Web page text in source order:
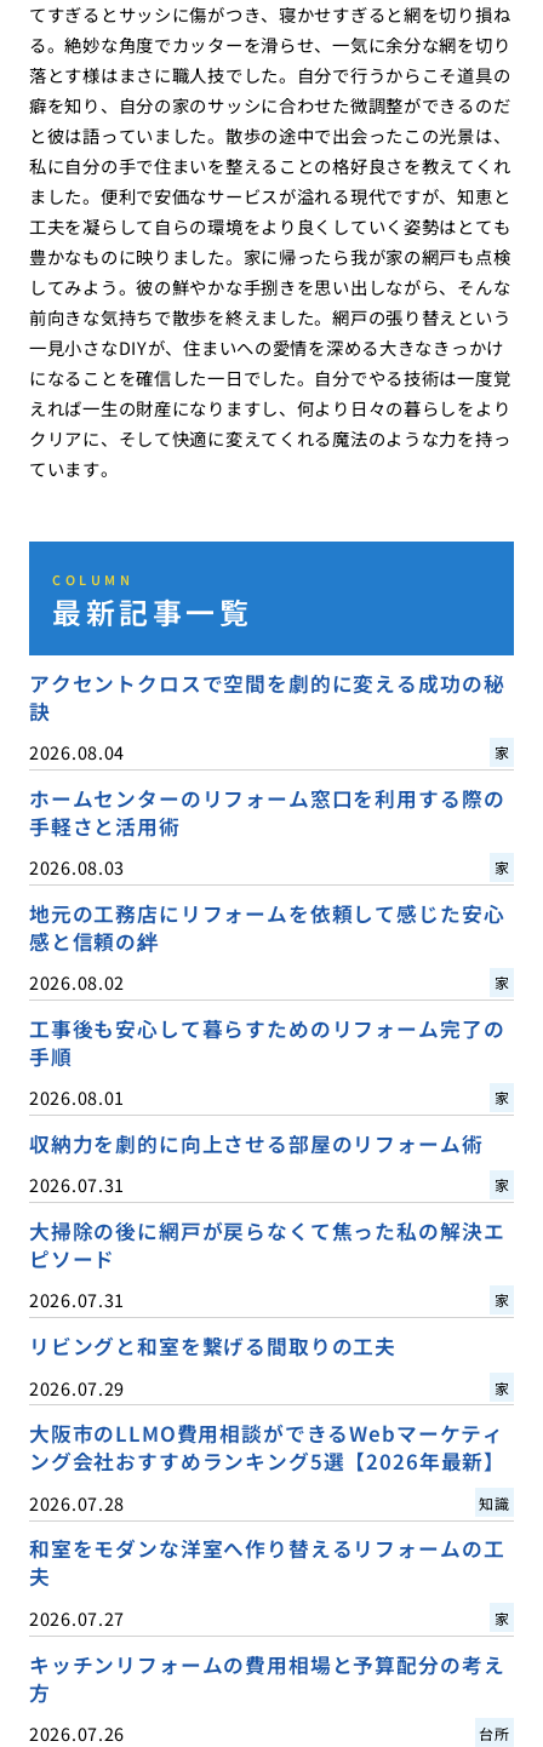
てすぎるとサッシに傷がつき、寝かせすぎると網を切り損ね
る。絶妙な角度でカッターを滑らせ、一気に余分な網を切り
落とす様はまさに職人技でした。自分で行うからこそ道具の
癖を知り、自分の家のサッシに合わせた微調整ができるのだ
と彼は語っていました。散歩の途中で出会ったこの光景は、
私に自分の手で住まいを整えることの格好良さを教えてくれ
ました。便利で安価なサービスが溢れる現代ですが、知恵と
工夫を凝らして自らの環境をより良くしていく姿勢はとても
豊かなものに映りました。家に帰ったら我が家の網戸も点検
してみよう。彼の鮮やかな手捌きを思い出しながら、そんな
前向きな気持ちで散歩を終えました。網戸の張り替えという
一見小さなDIYが、住まいへの愛情を深める大きなきっかけ
になることを確信した一日でした。自分でやる技術は一度覚
えれば一生の財産になりますし、何より日々の暮らしをより
クリアに、そして快適に変えてくれる魔法のような力を持っ
ています。
COLUMN
最新記事一覧
アクセントクロスで空間を劇的に変える成功の秘
訣
2026.08.04 家
ホームセンターのリフォーム窓口を利用する際の
手軽さと活用術
2026.08.03 家
地元の工務店にリフォームを依頼して感じた安心
感と信頼の絆
2026.08.02 家
工事後も安心して暮らすためのリフォーム完了の
手順
2026.08.01 家
収納力を劇的に向上させる部屋のリフォーム術
2026.07.31 家
大掃除の後に網戸が戻らなくて焦った私の解決エ
ピソード
2026.07.31 家
リビングと和室を繋げる間取りの工夫
2026.07.29 家
大阪市のLLMO費用相談ができるWebマーケティ
ング会社おすすめランキング5選【2026年最新】
2026.07.28 知識
和室をモダンな洋室へ作り替えるリフォームの工
夫
2026.07.27 家
キッチンリフォームの費用相場と予算配分の考え
方
2026.07.26 台所